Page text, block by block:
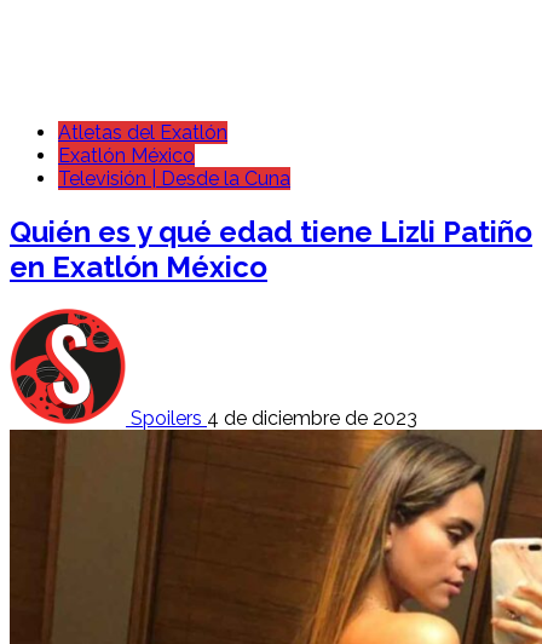
Atletas del Exatlón
Exatlón México
Televisión | Desde la Cuna
Quién es y qué edad tiene Lizli Patiño
en Exatlón México
Spoilers 4 de diciembre de 2023